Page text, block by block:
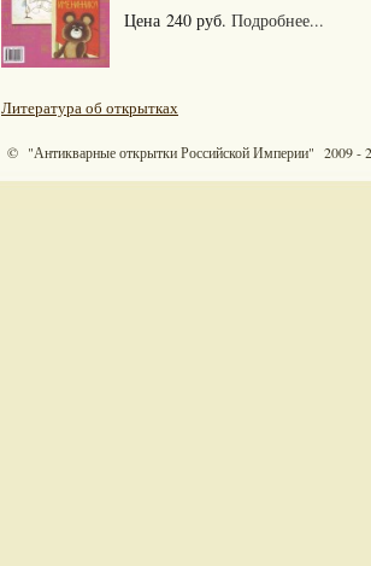
Цена 240 руб. Подробнее...
Литература об открытках
© "Антикварные открытки Российской Империи" 2009 -